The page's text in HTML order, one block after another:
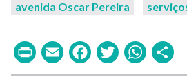
avenida Oscar Pereira
PrintEmailFacebook
Twitter